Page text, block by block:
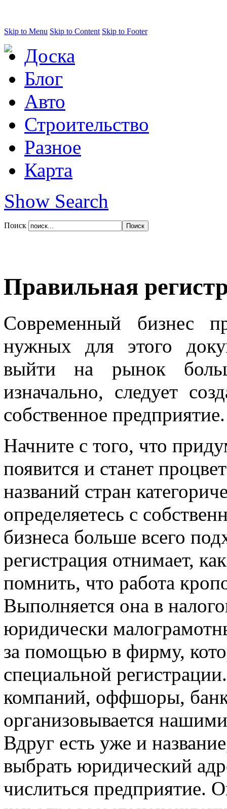
Skip to Menu Skip to Content Skip to Footer
Доска
Блог
Авто
Строительство
Разное
Карта
Show Search
Поиск
Правильная
Современный бизнес
нужных для этого
выйти на рынок
изначально, следует
собственное предприятие.
Начните с того, что
появится и станет
названий стран
определяетесь с
бизнеса больше всего
регистрация отнимает,
помнить, что работа
Выполняется она в
юридически
за помощью в фирму,
специальной
компаний, оффшоры,
организовывается
Вдруг есть уже и
выбрать юридический
числиться предприятие.